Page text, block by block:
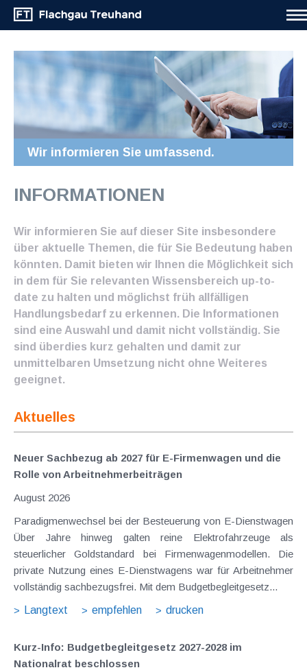
Wir informieren Sie umfassend.
INFORMATIONEN
Wir informieren Sie auf dieser Site insbesondere
über aktuelle Themen, die für Sie Bedeutung haben
könnten. Damit bieten wir Ihnen die Möglichkeit sich
in dem für Sie relevanten Wissensbereich up-to-
date zu halten und möglichst früh allfälligen
Handlungsbedarf zu erkennen. Die Informationen
sind eine Auswahl und damit nicht vollständig. Sie
sind überdies kurz gehalten und damit zur
unmittelbaren Umsetzung nicht ohne Weiteres
geeignet.
Aktuelles
Neuer Sachbezug ab 2027 für E-Firmenwagen und die
Rolle von Arbeitnehmer​­beiträgen
August 2026
Paradigmenwechsel bei der Besteuerung von E-Dienstwagen
Über Jahre hinweg galten reine Elektrofahrzeuge als
steuerlicher Goldstandard bei Firmenwagenmodellen. Die
private Nutzung eines E-Dienstwagens war für Arbeitnehmer
vollständig sachbezugsfrei. Mit dem Budgetbegleitgesetz...
Langtext
empfehlen drucken
Kurz-Info: Budgetbegleitgesetz 2027-2028 im
Nationalrat beschlossen